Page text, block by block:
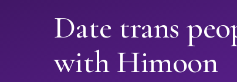
Date trans
with Himoon